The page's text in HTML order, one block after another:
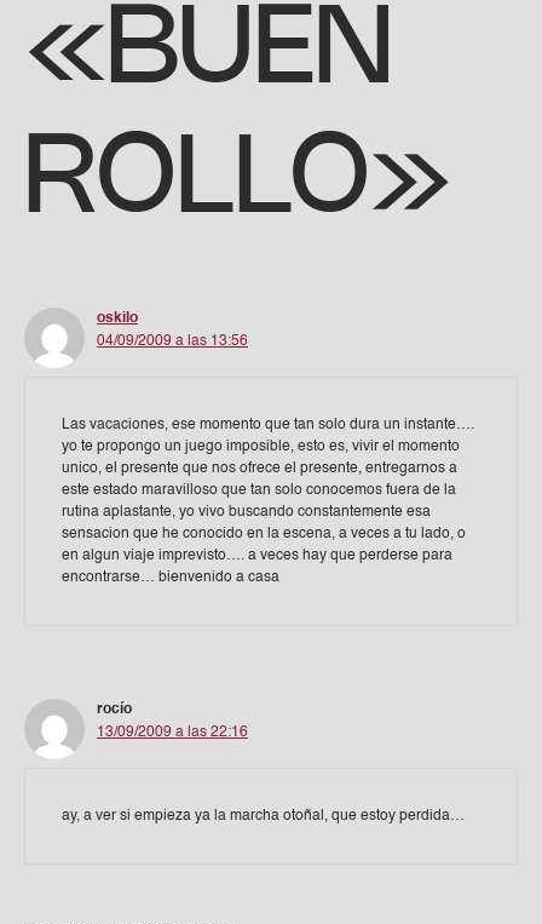
«BUEN
ROLLO»
oskilo
04/09/2009 a las 13:56
Las vacaciones, ese momento que tan solo dura un instante….
yo te propongo un juego imposible, esto es, vivir el momento
unico, el presente que nos ofrece el presente, entregarnos a
este estado maravilloso que tan solo conocemos fuera de la
rutina aplastante, yo vivo buscando constantemente esa
sensacion que he conocido en la escena, a veces a tu lado, o
en algun viaje imprevisto…. a veces hay que perderse para
encontrarse… bienvenido a casa
rocío
13/09/2009 a las 22:16
ay, a ver si empieza ya la marcha otoñal, que estoy perdida…